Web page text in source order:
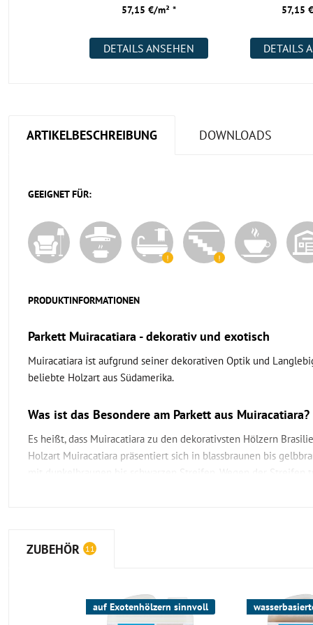
57,15 €/m² *
DETAILS ANSEHEN
57,15
DETAILS
ARTIKELBESCHREIBUNG DOWNLOADS
GEEIGNET FÜR:
PRODUKTINFORMATIONEN
Parkett Muiracatiara - dekorativ und exotisch
Muiracatiara ist aufgrund seiner dekorativen Optik und
beliebte Holzart aus Südamerika.
Was ist das Besondere am Parkett aus Muiracatiara?
Es heißt, dass Muiracatiara zu den dekorativsten Hölzern
Holzart Muiracatiara präsentiert sich in blassbraunen bis
mit dunkelbraunen bis schwarzen Streifen. Wegen der Streifen
unter anderem auch für den Schiffsbau, für Möbel,
Fassadenverkleidung und Parkettböden.
sorgt für die Stabilität des Parkettbodens und besteht aus
ZUBEHÖR 11
auf Exotenhölzern sinnvoll